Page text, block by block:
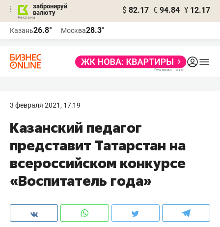
забронируй
валюту
$ 82.17 € 94.84 ¥ 12.17
Казань26.8° Москва28.3°
3 февраля 2021, 17:19
Казанский педагог
представит Татарстан на
всероссийском конкурсе
«Воспитатель года»